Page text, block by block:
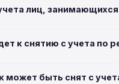
лиц,
к снятию с учета по
быть снят с